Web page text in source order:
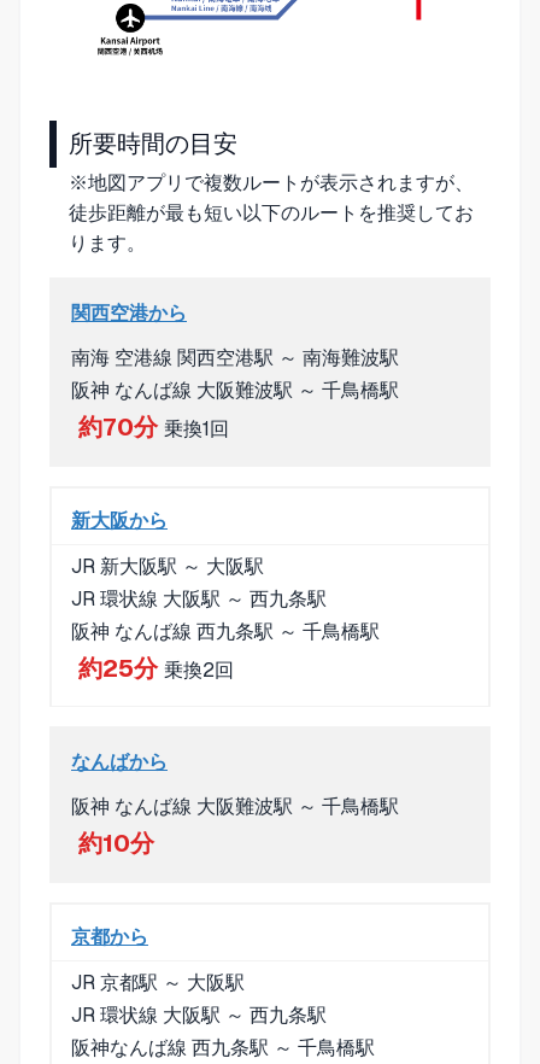
所要時間の目安
※地図アプリで複数ルートが表示されますが、
徒歩距離が最も短い以下のルートを推奨してお
ります。
関西空港から
南海 空港線 関西空港駅 ～ 南海難波駅
阪神 なんば線 大阪難波駅 ～ 千鳥橋駅
約70分 乗換1回
新大阪から
JR 新大阪駅 ～ 大阪駅
JR 環状線 大阪駅 ～ 西九条駅
阪神 なんば線 西九条駅 ～ 千鳥橋駅
約25分 乗換2回
なんばから
阪神 なんば線 大阪難波駅 ～ 千鳥橋駅
約10分
京都から
JR 京都駅 ～ 大阪駅
JR 環状線 大阪駅 ～ 西九条駅
阪神なんば線 西九条駅 ～ 千鳥橋駅